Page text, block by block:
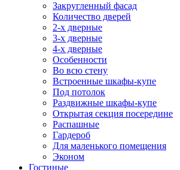
Закругленный фасад
Количество дверей
2-х дверные
3-х дверные
4-х дверные
Особенности
Во всю стену
Встроенные шкафы-купе
Под потолок
Раздвижные шкафы-купе
Открытая секция посередине
Распашные
Гардероб
Для маленького помещения
Эконом
Гостиные